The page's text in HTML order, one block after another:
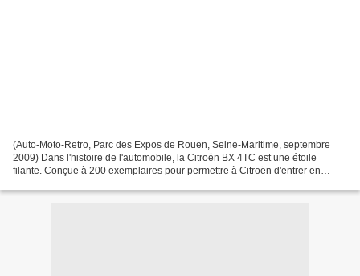
(Auto-Moto-Retro, Parc des Expos de Rouen, Seine-Maritime, septembre
2009) Dans l'histoire de l'automobile, la Citroën BX 4TC est une étoile
filante. Conçue à 200 exemplaires pour permettre à Citroën d'entrer en